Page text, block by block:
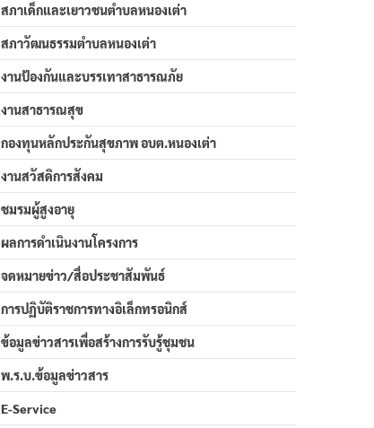
สภาเด็กและเยาวชนตำบลหนองเต่า
สภาวัฒนธรรมตำบลหนองเต่า
งานป้องกันและบรรเทาสาธารณภัย
งานสาธารณสุข
กองทุนหลักประกันสุขภาพ อบต.หนองเต่า
งานสวัสดิการสังคม
ชมรมผู้สูงอายุ
ผลการดำเนินงานโครงการ
จดหมายข่าว/สื่อประชาสัมพันธ์
การปฏิบัติราชการทางอิเล็กทรอนิกส์
ข้อมูลข่าวสารเพื่อสร้างการรับรู้ชุมชน
พ.ร.บ.ข้อมูลข่าวสาร
E-Service